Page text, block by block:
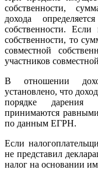
собственности,
дохода
собственности.
собственности, то
совместной
участников
В отношении
установлено, что
порядке дарения
принимаются равными
по данным ЕГРН.
Если
не представил
налог на основании